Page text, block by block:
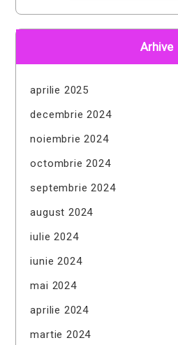
Arhive
aprilie 2025
decembrie 2024
noiembrie 2024
octombrie 2024
septembrie 2024
august 2024
iulie 2024
iunie 2024
mai 2024
aprilie 2024
martie 2024